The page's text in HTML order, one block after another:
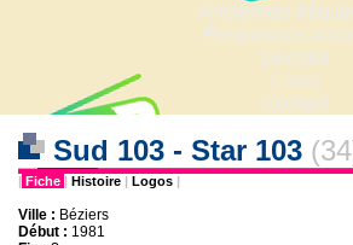
Anciennes
Fréquences
Lexique
Liens
Contact
Sud 103 - Star 103
| Fiche | Histoire | Logos |
Ville : Béziers
Début : 1981